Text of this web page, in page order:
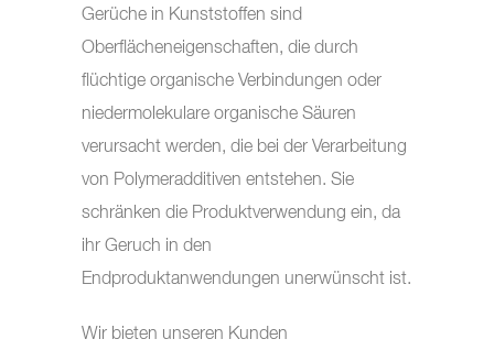
Gerüche in Kunststoffen sind
Oberflächeneigenschaften, die durch
flüchtige organische Verbindungen oder
niedermolekulare organische Säuren
verursacht werden, die bei der Verarbeitung
von Polymeradditiven entstehen. Sie
schränken die Produktverwendung ein, da
ihr Geruch in den
Endproduktanwendungen unerwünscht ist.
Wir bieten unseren Kunden